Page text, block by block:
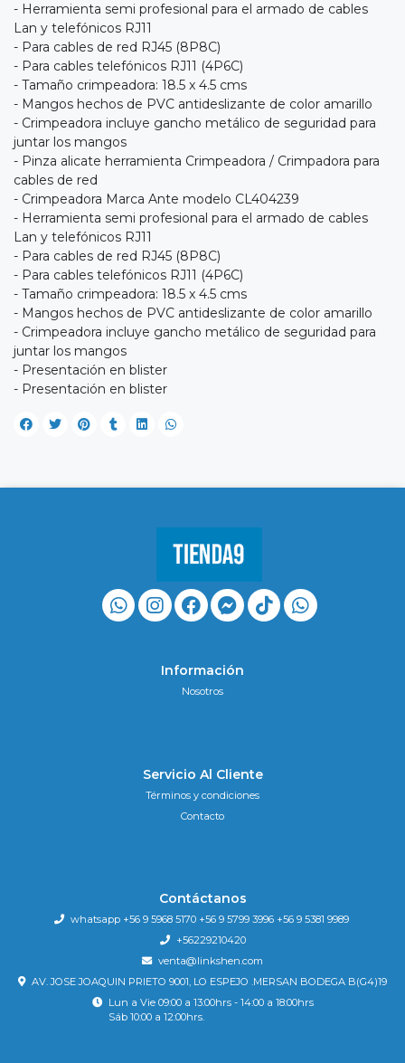
- Herramienta semi profesional para el armado de cables
Lan y telefónicos RJ11
- Para cables de red RJ45 (8P8C)
- Para cables telefónicos RJ11 (4P6C)
- Tamaño crimpeadora: 18.5 x 4.5 cms
- Mangos hechos de PVC antideslizante de color amarillo
- Crimpeadora incluye gancho metálico de seguridad para
juntar los mangos
- Pinza alicate herramienta Crimpeadora / Crimpadora para
cables de red
- Crimpeadora Marca Ante modelo CL404239
- Herramienta semi profesional para el armado de cables
Lan y telefónicos RJ11
- Para cables de red RJ45 (8P8C)
- Para cables telefónicos RJ11 (4P6C)
- Tamaño crimpeadora: 18.5 x 4.5 cms
- Mangos hechos de PVC antideslizante de color amarillo
- Crimpeadora incluye gancho metálico de seguridad para
juntar los mangos
- Presentación en blister
- Presentación en blister
Información
Nosotros
Servicio Al Cliente
Términos y condiciones
Contacto
Contáctanos
whatsapp +56 9 5968 5170 +56 9 5799 3996 +56 9 5381 9989
+56229210420
venta@linkshen.com
AV. JOSE JOAQUIN PRIETO 9001, LO ESPEJO .MERSAN BODEGA B(G4)19
Lun a Vie 09:00 a 13:00hrs - 14:00 a 18:00hrs
Sáb 10:00 a 12:00hrs.